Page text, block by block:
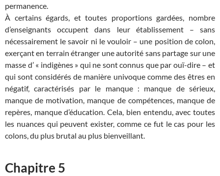
permanence.
À certains égards, et toutes proportions gardées, nombre
d’enseignants occupent dans leur établissement – sans
nécessairement le savoir ni le vouloir – une position de colon,
exerçant en terrain étranger une autorité sans partage sur une
masse d’ « indigènes » qui ne sont connus que par ouï-dire – et
qui sont considérés de manière univoque comme des êtres en
négatif, caractérisés par le manque : manque de sérieux,
manque de motivation, manque de compétences, manque de
repères, manque d’éducation. Cela, bien entendu, avec toutes
les nuances qui peuvent exister, comme ce fut le cas pour les
colons, du plus brutal au plus bienveillant.
Chapitre 5